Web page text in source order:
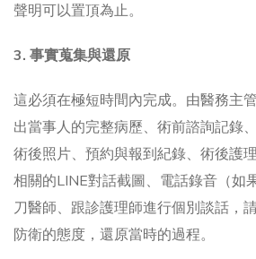
聲明可以置頂為止。
3. 事實蒐集與還原
這必須在極短時間內完成。由醫務主
出當事人的完整病歷、術前諮詢記錄
術後照片、預約與報到紀錄、術後護
相關的LINE對話截圖、電話錄音（如
刀醫師、跟診護理師進行個別談話，
防衛的態度，還原當時的過程。